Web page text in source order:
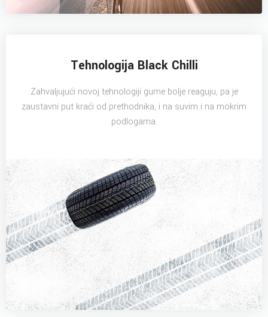
Tehnologija Black Chilli
Zahvaljujući novoj tehnologiji gume bolje reaguju, pa je
zaustavni put kraći od prethodnika, i na suvim i na mokrim
podlogama.